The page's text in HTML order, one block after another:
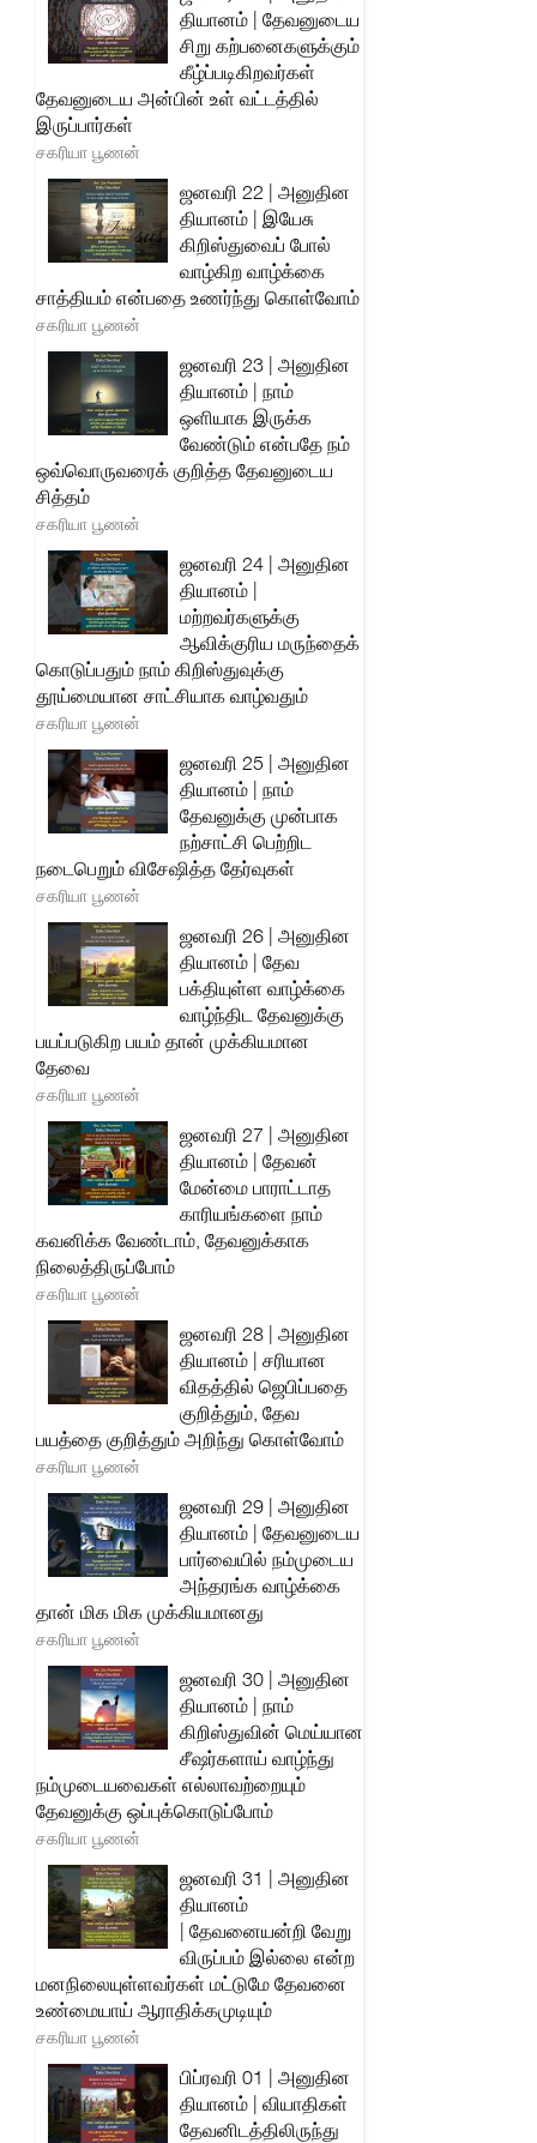
தியானம் | தேவனுடைய
சிறு கற்பனைகளுக்கும்
கீழ்ப்படிகிறவர்கள்
தேவனுடைய அன்பின் உள் வட்டத்தில்
இருப்பார்கள்
சகரியா பூணன்
ஜனவரி 22 | அனுதின
தியானம் | இயேசு
கிறிஸ்துவைப் போல்
வாழ்கிற வாழ்க்கை
சாத்தியம் என்பதை உணர்ந்து கொள்வோம்
சகரியா பூணன்
ஜனவரி 23 | அனுதின
தியானம் | நாம்
ஒளியாக இருக்க
வேண்டும் என்பதே நம்
ஒவ்வொருவரைக் குறித்த தேவனுடைய
சித்தம்
சகரியா பூணன்
ஜனவரி 24 | அனுதின
தியானம் |
மற்றவர்களுக்கு
ஆவிக்குரிய மருந்தைக்
கொடுப்பதும் நாம் கிறிஸ்துவுக்கு
தூய்மையான சாட்சியாக வாழ்வதும்
சகரியா பூணன்
ஜனவரி 25 | அனுதின
தியானம் | நாம்
தேவனுக்கு முன்பாக
நற்சாட்சி பெற்றிட
நடைபெறும் விசேஷித்த தேர்வுகள்
சகரியா பூணன்
ஜனவரி 26 | அனுதின
தியானம் | தேவ
பக்தியுள்ள வாழ்க்கை
வாழ்ந்திட தேவனுக்கு
பயப்படுகிற பயம் தான் முக்கியமான
தேவை
சகரியா பூணன்
ஜனவரி 27 | அனுதின
தியானம் | தேவன்
மேன்மை பாராட்டாத
காரியங்களை நாம்
கவனிக்க வேண்டாம், தேவனுக்காக
நிலைத்திருப்போம்
சகரியா பூணன்
ஜனவரி 28 | அனுதின
தியானம் | சரியான
விதத்தில் ஜெபிப்பதை
குறித்தும், தேவ
பயத்தை குறித்தும் அறிந்து கொள்வோம்
சகரியா பூணன்
ஜனவரி 29 | அனுதின
தியானம் | தேவனுடைய
பார்வையில் நம்முடைய
அந்தரங்க வாழ்க்கை
தான் மிக மிக முக்கியமானது
சகரியா பூணன்
ஜனவரி 30 | அனுதின
தியானம் | நாம்
கிறிஸ்துவின் மெய்யான
சீஷர்களாய் வாழ்ந்து
நம்முடையவைகள் எல்லாவற்றையும்
தேவனுக்கு ஒப்புக்கொடுப்போம்
சகரியா பூணன்
ஜனவரி 31 | அனுதின
தியானம்
| தேவனையன்றி வேறு
விருப்பம் இல்லை என்ற
மனநிலையுள்ளவர்கள் மட்டுமே தேவனை
உண்மையாய் ஆராதிக்கமுடியும்
சகரியா பூணன்
பிப்ரவரி 01 | அனுதின
தியானம் | வியாதிகள்
தேவனிடத்திலிருந்து